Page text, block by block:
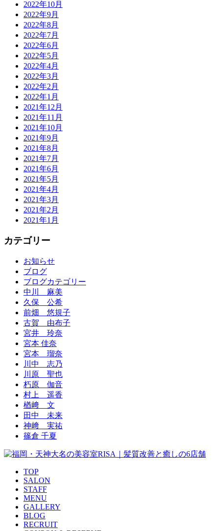
2022年10月
2022年9月
2022年8月
2022年7月
2022年6月
2022年5月
2022年4月
2022年3月
2022年2月
2022年1月
2021年12月
2021年11月
2021年10月
2021年9月
2021年8月
2021年7月
2021年6月
2021年5月
2021年4月
2021年3月
2021年2月
2021年1月
カテゴリー
お知らせ
ブログ
ブログカテゴリー
中川 麻美
久保 公希
前畑 悠規子
古賀 由布子
宮井 玲奈
宮本 佳奈
宮本 瑠奈
川中 志乃
川原 聖也
朽原 伽音
村上 遥香
楢﨑 文
田中 未来
神﨑 実祐
篠倉 千夏
TOP
SALON
STAFF
MENU
GALLERY
BLOG
RECRUIT